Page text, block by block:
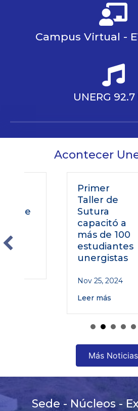
Campus Virtual -
UNERG 92.7
Acontecer
Primer
Taller de
Sutura
capacitó a
más de 100
estudiantes
unergistas
Nov 25, 2024
Leer más
Más Noticias
Sede - Núcleos -